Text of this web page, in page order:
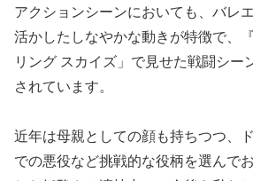
アクションシーンにおいても、バレ
活かしたしなやかな動きが特徴で、
リング スカイズ」で見せた戦闘シー
されています。
近年は母親としての顔も持ちつつ、
での悪役など挑戦的な役柄を選んで